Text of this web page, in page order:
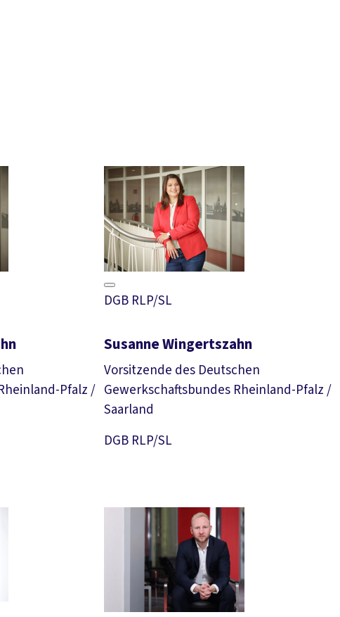
Pfalz /
DGB RLP/SL
Susanne Wingertszahn
Vorsitzende des Deutschen
Gewerkschaftsbundes Rheinland-Pfalz /
Saarland
DGB RLP/SL